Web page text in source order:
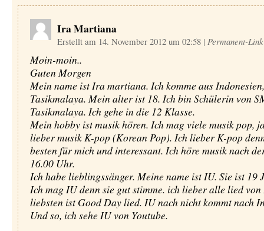
Ira Martiana
Erstellt am 14. November 2012 um 02:58 | Permanent-Link
Moin-moin..
Guten Morgen
Mein name ist Ira martiana. Ich komme aus
Tasikmalaya. Mein alter ist 18. Ich bin Schülerin von
Tasikmalaya. Ich gehe in die 12 Klasse.
Mein hobby ist musik hören. Ich mag viele musik pop,
lieber musik K-pop (Korean Pop). Ich lieber K-pop
besten für mich und interessant. Ich höre musik nach
16.00 Uhr.
Ich habe lieblingssänger. Meine name ist IU. Sie ist 19
Ich mag IU denn sie gut stimme. ich lieber alle lied
liebsten ist Good Day lied. IU nach nicht kommt nach
Und so, ich sehe IU von Youtube.